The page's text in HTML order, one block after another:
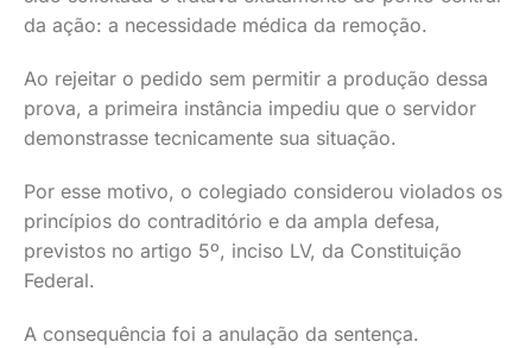
da ação: a necessidade médica da remoção.
Ao rejeitar o pedido sem permitir a produção dessa
prova, a primeira instância impediu que o servidor
demonstrasse tecnicamente sua situação.
Por esse motivo, o colegiado considerou violados os
princípios do contraditório e da ampla defesa,
previstos no artigo 5º, inciso LV, da Constituição
Federal.
A consequência foi a anulação da sentença.